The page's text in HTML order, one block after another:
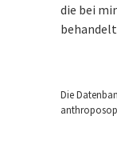
die bei
Die